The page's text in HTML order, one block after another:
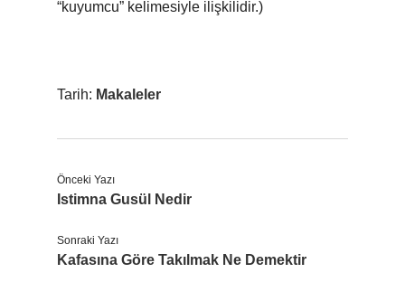
“kuyumcu” kelimesiyle ilişkilidir.)
Tarih: Makaleler
Önceki Yazı
Istimna Gusül Nedir
Sonraki Yazı
Kafasına Göre Takılmak Ne Demektir